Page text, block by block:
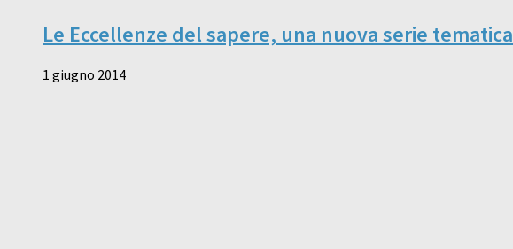
Le Eccellenze del sapere, una nuova serie tematica
1 giugno 2014